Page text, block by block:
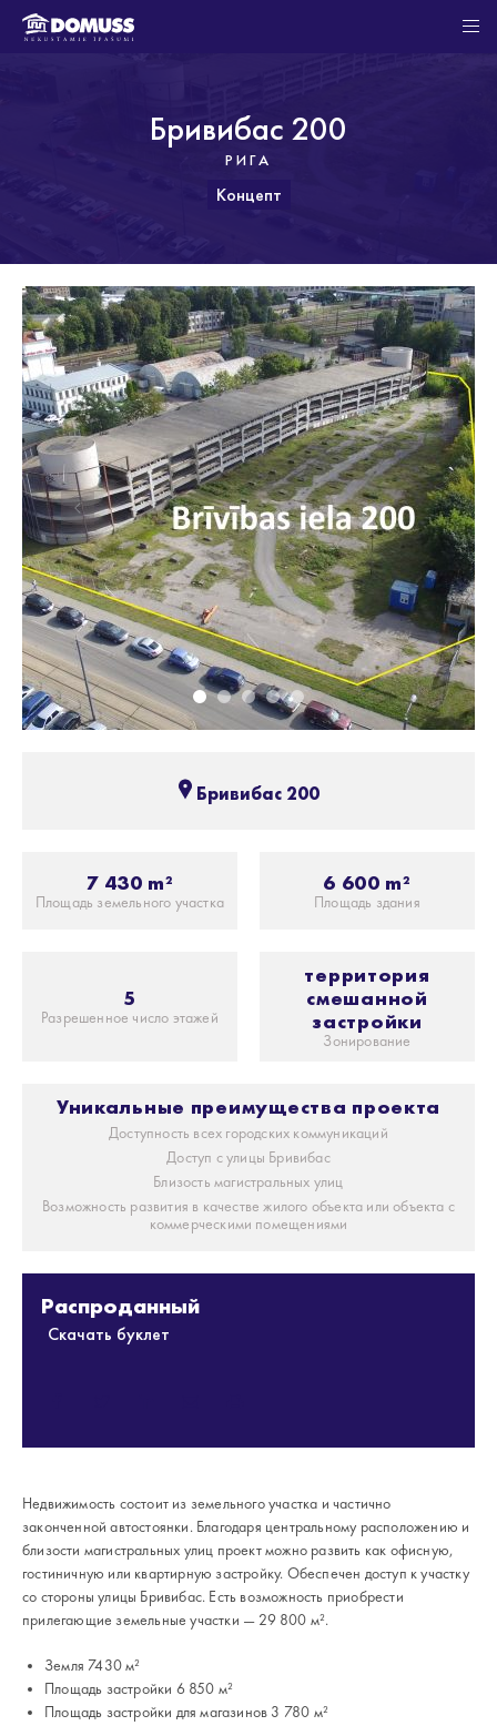
Бривибас 200
РИГА
Концепт
Pаспроданный
Скачать буклет
Бривибас 200
7 430 m²
Площадь земельного участка
6 600 m²
Площадь здания
5
Разрешенное число этажей
территория
смешанной
застройки
Зонирование
Уникальные преимущества проекта
Доступность всех городских коммуникаций
Доступ с улицы Бривибас
Близость магистральных улиц
Возможность развития в качестве жилого объекта или объекта с
коммерческими помещениями
Недвижимость состоит из земельного участка и частично
законченной автостоянки. Благодаря центральному расположению и
близости магистральных улиц проект можно развить как офисную,
гостиничную или квартирную застройку. Обеспечен доступ к участку
со стороны улицы Бривибас. Есть возможность приобрести
прилегающие земельные участки — 29 800 м².
Земля 7430 м²
Площадь застройки 6 850 м²
Площадь застройки для магазинов 3 780 м²